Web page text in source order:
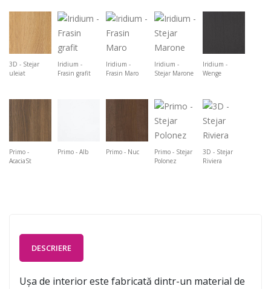
3D - Stejar
uleiat
Iridium -
Frasin grafit
Iridium -
Frasin Maro
Iridium -
Stejar Marone
Iridium -
Wenge
Primo -
AcaciaSt
Primo - Alb Primo - Nuc
Primo - Stejar
Polonez
3D - Stejar
Riviera
DESCRIERE
Ușa de interior este fabricată dintr-un material de